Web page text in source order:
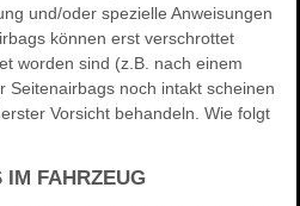
und/oder spezielle Anweisungen
können erst verschrottet
worden sind (z.B. nach einem
Seitenairbags noch intakt scheinen
Vorsicht behandeln. Wie folgt
IM FAHRZEUG